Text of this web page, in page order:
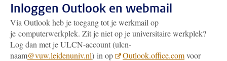
Inloggen Outlook en webmail
Via Outlook heb je toegang tot je werkmail op
je computerwerkplek. Zit je niet op je universitaire werkplek?
Log dan met je ULCN-account (ulcn-
naam@vuw.leidenuniv.nl) in op Outlook.office.comvoor